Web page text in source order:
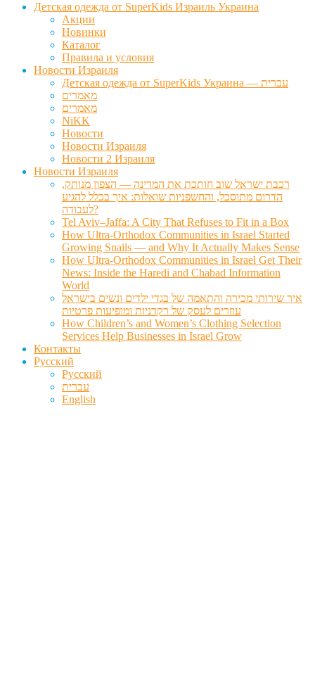
Детская одежда от SuperKids Израиль Украина
Акции
Новинки
Каталог
Правила и условия
Новости Израиля
Детская одежда от SuperKids Украина — עברית
מאמרים
מאמרים
NiKK
Новости
Новости Израиля
Новости 2 Израиля
Новости Израиля
רכבת ישראל שוב חותכת את המדינה — הצפון מנותק,
הדרום מתוסכל, והחשפניות שואלות: איך בכלל להגיע
לעבודה?
Tel Aviv–Jaffa: A City That Refuses to Fit in a Box
How Ultra-Orthodox Communities in Israel Started
Growing Snails — and Why It Actually Makes Sense
How Ultra-Orthodox Communities in Israel Get Their
News: Inside the Haredi and Chabad Information
World
איך שירותי מכירה והתאמה של בגדי ילדים ונשים בישראל
עוזרים לעסק של רקדניות ומופיעות פרטיות
How Children’s and Women’s Clothing Selection
Services Help Businesses in Israel Grow
Контакты
Русский
Русский
עברית
English